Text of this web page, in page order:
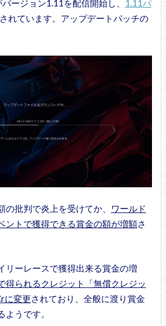
ージョン1.11を配信開始し、 1.11パ
されています。アップデートパッチの
批判で炎上を受けてか、
ワールド
ントで獲得できる賞金の額が増額さ
リーレースで獲得出来る賞金の増
得られるクレジット「無償クレジッ
に変更されており、全般に渡り賞金
うです。